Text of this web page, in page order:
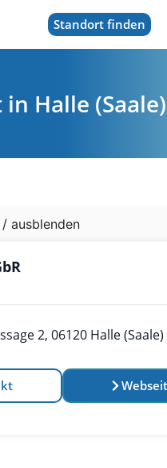
Standort finden
Halle (Saale)
ausblenden
2, 06120 Halle (Saale)